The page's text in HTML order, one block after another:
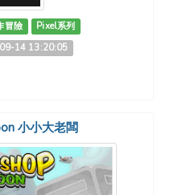
冒險
Pixel系列
14 13:20:05
小小大老闆